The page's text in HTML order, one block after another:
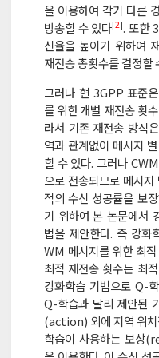
을 이용하여 각기 다른
방송할 수 있다[2]. 또한
신율을 높이기 위하여
재전송 총횟수를 결정할
그러나 현 3GPP 표준
를 위한 개별 재전송 횟
라서 기존 재전송 방식
역과 관계없이 메시지
할 수 있다. 그러나
으로 전송되므로 메시
적의 수신 성공률을 보
기 위하여 본 논문에서
법을 제안한다. 즉 강화
WM 메시지를 위한 최
최적 재전송 횟수는 최
강화학습 기법으로 Q-
Q-학습과 달리 제안된
(action) 외에 지역 위치
학습이 사용하는 보상